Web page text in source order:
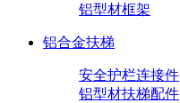
铝型材框架
铝合金扶梯
安全护栏连接件
铝型材扶梯配件